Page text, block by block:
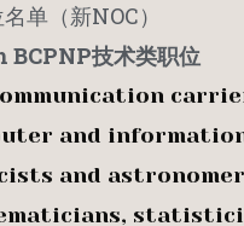
单（新NOC）
BCPNP技术类职位
and
and